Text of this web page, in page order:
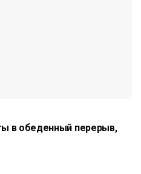
в обеденный перерыв,